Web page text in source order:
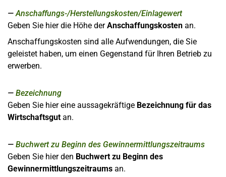
Anschaffungs-/Herstellungskosten/Einlagewert
Geben Sie hier die Höhe derAnschaffungskosten an.
Anschaffungskosten sind alle Aufwendungen, die Sie
geleistet haben, um einen Gegenstand für Ihren Betrieb zu
erwerben.
Bezeichnung
Geben Sie hier eine aussagekräftige Bezeichnung für das
Wirtschaftsgutan.
Buchwert zu Beginn des Gewinnermittlungszeitraums
Geben Sie hier den Buchwert zu Beginn des
Gewinnermittlungszeitraums an.